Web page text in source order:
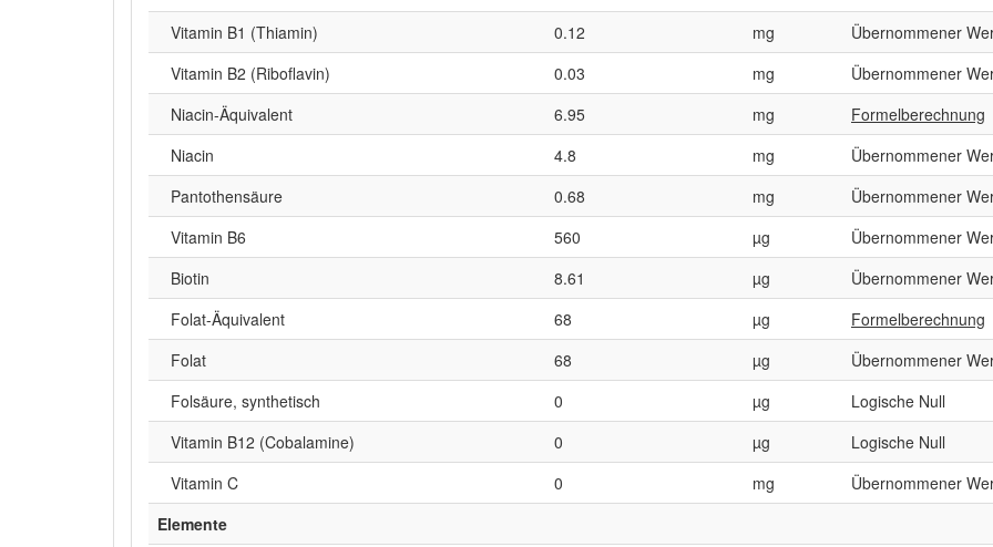
Vitamin B1 (Thiamin)
0.12 mg
Übernommener
Vitamin B2 (Riboflavin)
0.03 mg
Übernommener
Niacin-Äquivalent
6.95 mg
Formelberechnung
Niacin
4.8 mg
Übernommener
Pantothensäure
0.68 mg
Übernommener
Vitamin B6
560 µg
Übernommener
Biotin
8.61 µg
Übernommener
Folat-Äquivalent
68 µg
Formelberechnung
Folat
68 µg
Übernommener
Folsäure, synthetisch
0 µg
Logische Null
Vitamin B12 (Cobalamine)
0 µg
Logische Null
Vitamin C
0 mg
Übernommener
Elemente